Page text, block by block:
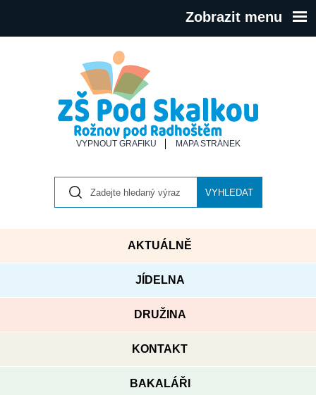
Zobrazit menu
VYPNOUT GRAFIKU MAPA STRÁNEK
VYHLEDAT
AKTUÁLNĚ
JÍDELNA
DRUŽINA
KONTAKT
BAKALÁŘI